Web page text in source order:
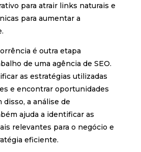
para atrair links naturais e
para aumentar a
é outra etapa
de uma agência de SEO.
as estratégias utilizadas
e encontrar oportunidades
disso, a análise de
ajuda a identificar as
relevantes para o negócio e
eficiente.